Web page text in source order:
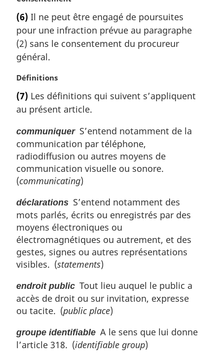
a
l
e
:
t
e
m
a
r
g
n
a
e
:
(6) Il ne peut être engagé de poursuites
pour une infraction prévue au paragraphe
(2) sans le consentement du procureur
général.
N
t
e
a
r
g
i
n
a
e
:
Définitions
(7) Les définitions qui suivent s’appliquent
au présent article.
communiquerS’entend notamment de la
communication par téléphone,
radiodiffusion ou autres moyens de
communication visuelle ou sonore.
(communicating)
déclarations S’entend notamment des
mots parlés, écrits ou enregistrés par des
moyens électroniques ou
électromagnétiques ou autrement, et des
gestes, signes ou autres représentations
visibles. (statements)
endroit public Tout lieu auquel le public a
accès de droit ou sur invitation, expresse
ou tacite. (public place)
groupe identifiable A le sens que lui donne
l’article 318. (identifiable group)